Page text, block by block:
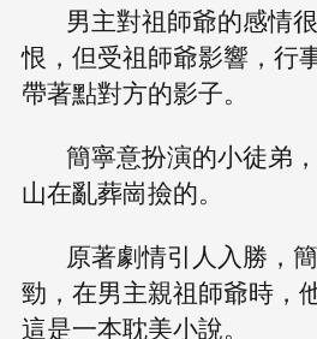
男主對祖師爺的感情
恨，但受祖師爺影響，行
帶著點對方的影子。
簡寧意扮演的小徒弟
山在亂葬崗撿的。
原著劇情引人入勝，
勁，在男主親祖師爺時，
這是一本耽美小說。